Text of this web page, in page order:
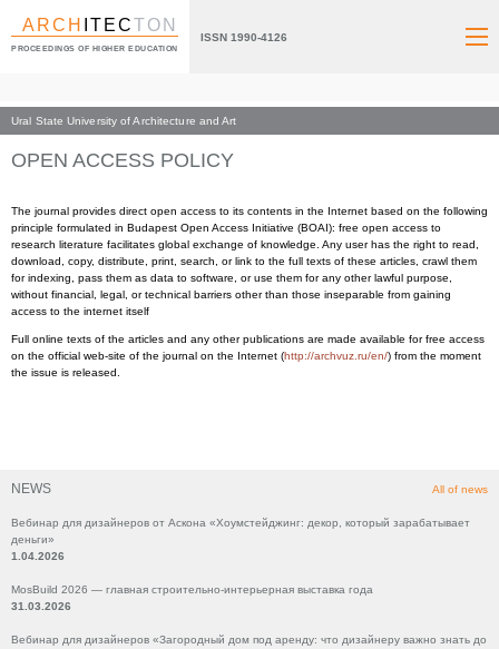
ARCH ITECTON
PROCEEDINGS OF HIGHER EDUCATION
ISSN 1990-4126
Ural State University of Architecture and Art
NEWS All of news
Вебинар для дизайнеров от Аскона «Хоумстейджинг: декор, который зарабатывает
деньги»
1.04.2026
MosBuild 2026 — главная строительно-интерьерная выставка года
31.03.2026
Вебинар для дизайнеров «Загородный дом под аренду: что дизайнеру важно знать до
Index page About us
OPEN ACCESS POLICY
The journal provides direct open access to its contents in the Internet based on the following
principle formulated in Budapest Open Access Initiative (BOAI): free open access to
research literature facilitates global exchange of knowledge. Any user has the right to read,
download, copy, distribute, print, search, or link to the full texts of these articles, crawl them
for indexing, pass them as data to software, or use them for any other lawful purpose,
without financial, legal, or technical barriers other than those inseparable from gaining
access to the internet itself
Full online texts of the articles and any other publications are made available for free access
on the official web-site of the journal on the Internet (http://archvuz.ru/en/) from the moment
the issue is released.